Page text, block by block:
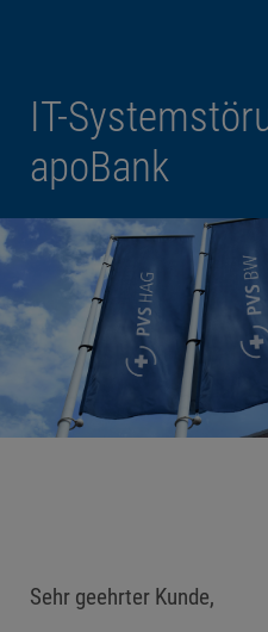
IT-
apoBank
Sehr geehrter Kunde,